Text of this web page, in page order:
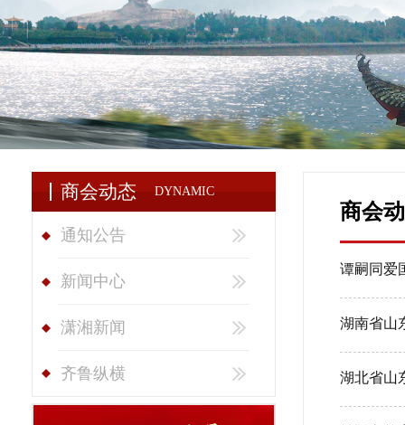
商会动态 DYNAMIC
通知公告
新闻中心
潇湘新闻
齐鲁纵横
商会
谭嗣同爱
湖南省山
湖北省山